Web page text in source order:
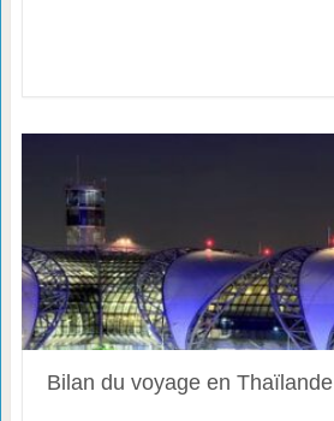
Bilan du voyage en Thaïlande